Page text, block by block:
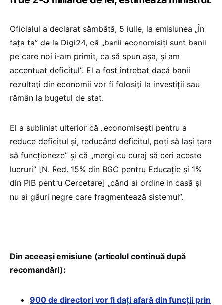
Oficialul a declarat sâmbătă, 5 iulie, la emisiunea „În
fața ta” de la Digi24, că „banii economisiți sunt banii
pe care noi i-am primit, ca să spun așa, și am
accentuat deficitul”. El a fost întrebat dacă banii
rezultați din economii vor fi folosiți la investiții sau
rămân la bugetul de stat.
El a subliniat ulterior că „economisești pentru a
reduce deficitul și, reducând deficitul, poți să lași țara
să funcționeze” și că „mergi cu curaj să ceri aceste
lucruri” [N. Red. 15% din BGC pentru Educație și 1%
din PIB pentru Cercetare] „când ai ordine în casă și
nu ai găuri negre care fragmentează sistemul”.
Din aceeași emisiune (articolul continuă după
recomandări):
900 de directori vor fi dați afară din funcții prin